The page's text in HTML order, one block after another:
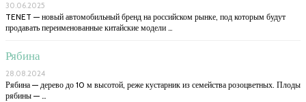
30.06.2025
TENET — новый автомобильный бренд на российском рынке, под которым будут
продавать переименованные китайские модели …
Рябина
28.08.2024
Рябина — дерево до 10 м высотой, реже кустарник из семейства розоцветных. Плоды
рябины — …